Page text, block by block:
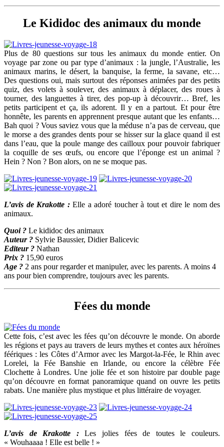
Le Kididoc des animaux du monde
Plus de 80 questions sur tous les animaux du monde entier. On
voyage par zone ou par type d’animaux : la jungle, l’Australie, les
animaux marins, le désert, la banquise, la ferme, la savane, etc…
Des questions oui, mais surtout des réponses animées par des petits
quiz, des volets à soulever, des animaux à déplacer, des roues à
tourner, des languettes à tirer, des pop-up à découvrir… Bref, les
petits participent et ça, ils adorent. Il y en a partout. Et pour être
honnête, les parents en apprennent presque autant que les enfants…
Bah quoi ? Vous saviez vous que la méduse n’a pas de cerveau, que
le morse a des grandes dents pour se hisser sur la glace quand il est
dans l’eau, que la poule mange des cailloux pour pouvoir fabriquer
la coquille de ses œufs, ou encore que l’éponge est un animal ?
Hein ? Non ? Bon alors, on ne se moque pas.
L’avis de Krakotte :Elle a adoré toucher à tout et dire le nom des
animaux.
Quoi ? Le kididoc des animaux
Auteur ? Sylvie Baussier, Didier Balicevic
Editeur ? Nathan
Prix ? 15,90 euros
Age ? 2 ans pour regarder et manipuler, avec les parents. A moins 4
ans pour bien comprendre, toujours avec les parents.
Fées du monde
Cette fois, c’est avec les fées qu’on découvre le monde. On aborde
les régions et pays au travers de leurs mythes et contes aux héroïnes
féériques : les Côtes d’Armor avec les Margot-la-Fée, le Rhin avec
Lorelei, la Fée Banshie en Irlande, ou encore la célèbre Fée
Clochette à Londres. Une jolie fée et son histoire par double page
qu’on découvre en format panoramique quand on ouvre les petits
rabats. Une manière plus mystique et plus littéraire de voyager.
L’avis de Krakotte :Les jolies fées de toutes le couleurs.
« Wouhaaaa ! Elle est belle ! »